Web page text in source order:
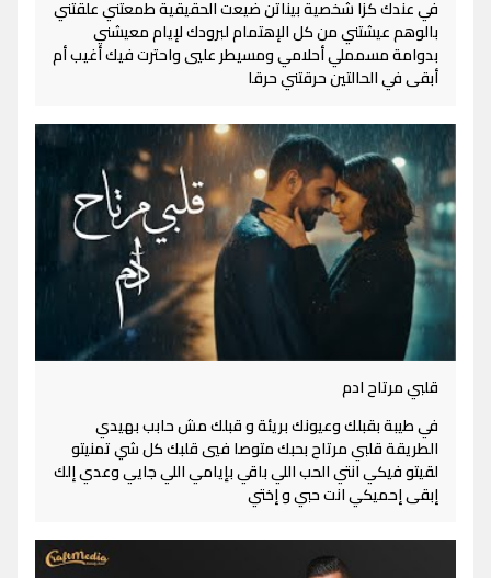
في عندك كزا شخصية بيناتن ضيعت الحقيقية طمعتني علقتني
بالوهم عيشتني من كل الإهتمام لبرودك لإيام معيشني
بدوامة مسمملي أحلامي ومسيطر عليي واحترت فيك أغيب أم
أبقى في الحالتين حرقتني حرقا
قلبي مرتاح ادم
في طيبة بقبلك وعيونك بريئة و قبلك مش حابب بهيدي
الطريقة قلبي مرتاح بحبك متوصا فيي قلبك كل شي تمنيتو
لقيتو فيكي انتي الحب اللي باقي بإيامي اللي جايي وعدي إلك
إبقى إحميكي انت حبي و إختي